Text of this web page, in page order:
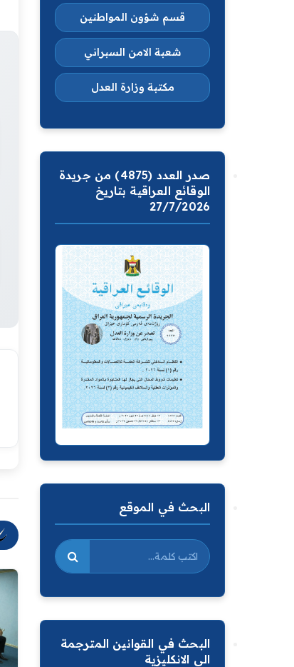
قسم شؤون المواطنين
شعبة الامن السبراني
مكتبة وزارة العدل
صدر العدد (4875) من جريدة
الوقائع العراقية بتاريخ
27/7/2026
البحث في الموقع
البحث في القوانين المترجمة
الى الانكليزية